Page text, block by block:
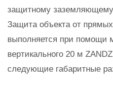
защитному заземляющему
Защита объекта от
выполняется при помощи
вертикального 20 м
следующие габаритные